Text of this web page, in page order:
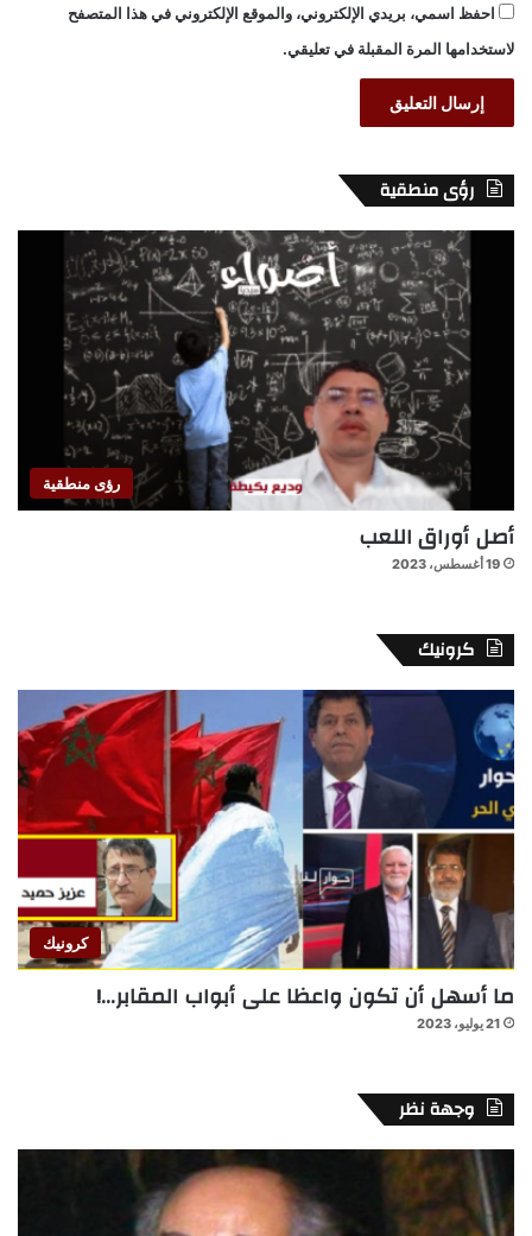
احفظ اسمي، بريدي الإلكتروني، والموقع الإلكتروني في هذا المتصفح
لاستخدامها المرة المقبلة في تعليقي.
رؤى منطقية
رؤى منطقية
أصل أوراق اللعب
19 أغسطس، 2023
كرونيك
كرونيك
ما أسهل أن تكون واعظا على أبواب المقابر…!
21 يوليو، 2023
وجهة نظر